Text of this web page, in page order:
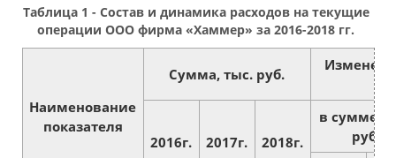
Таблица 1 - Состав и динамика расходов на текущие
операции ООО фирма «Хаммер» за 2016-2018 гг.
Наименование
показателя
Сумма, тыс. руб.
2016г. 2017г. 2018г.
в сумме,
руб.